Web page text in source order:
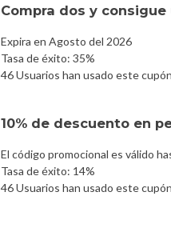
Compra dos y
Expira en Agosto del 2026
Tasa de éxito: 35%
46 Usuarios han usado este cupón
10% de descuento en
El código promocional es válido
Tasa de éxito: 14%
46 Usuarios han usado este cupón